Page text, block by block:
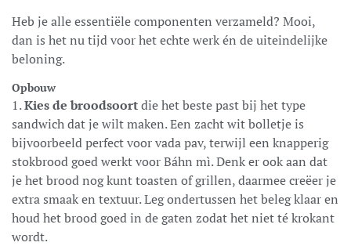
Heb je alle essentiële componenten verzameld? Mooi,
dan is het nu tijd voor het echte werk én de uiteindelijke
beloning.
Opbouw
1.Kies de broodsoortdie het beste past bij het type
sandwich dat je wilt maken. Een zacht wit bolletje is
bijvoorbeeld perfect voor vada pav, terwijl een knapperig
stokbrood goed werkt voor Báhn mì. Denk er ook aan dat
je het brood nog kunt toasten of grillen, daarmee creëer je
extra smaak en textuur. Leg ondertussen het beleg klaar en
houd het brood goed in de gaten zodat het niet té krokant
wordt.